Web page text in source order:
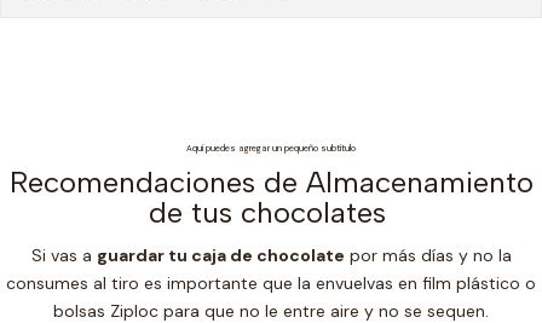
Aquí puedes agregar un pequeño subtítulo
Recomendaciones de Almacenamiento
de tus chocolates
Si vas a guardar tu caja de chocolate por más días y no la
consumes al tiro es importante que la envuelvas en film plástico o
bolsas Ziploc para que no le entre aire y no se sequen.